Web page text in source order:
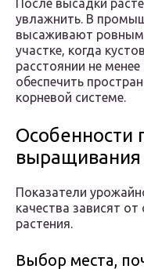
После высадки
увлажнить. В
высаживают
участке, когда
расстоянии не
обеспечить
корневой системе.
Особенности
выращивания
Показатели
качества зависят
растения.
Выбор места,